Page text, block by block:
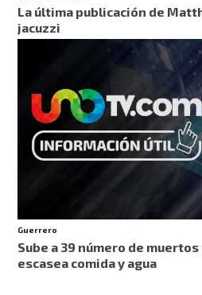
La última publicación de
jacuzzi
Guerrero
Sube a 39 número de
escasea comida y agua